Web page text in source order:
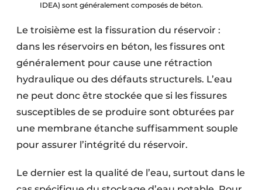
IDEA) sont généralement composés de béton.
Le troisième est la fissuration du réservoir :
dans les réservoirs en béton, les fissures ont
généralement pour cause une rétraction
hydraulique ou des défauts structurels. L’eau
ne peut donc être stockée que si les fissures
susceptibles de se produire sont obturées par
une membrane étanche suffisamment souple
pour assurer l’intégrité du réservoir.
Le dernier est la qualité de l’eau, surtout dans le